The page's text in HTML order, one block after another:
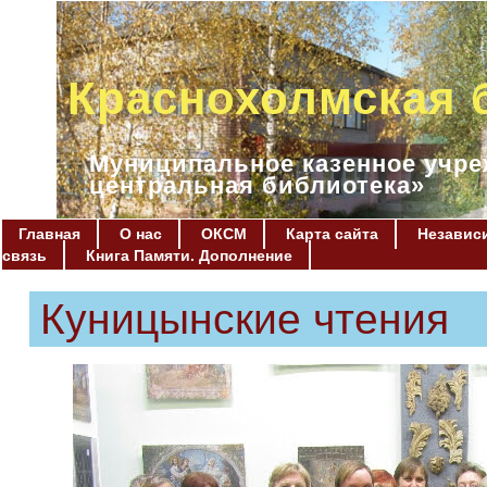
Краснохолмская
Муниципальное казенное
центральная библиотека»
Главная О нас ОКСМ Карта сайта
связь
Книга Памяти. Дополнение
Куницынские чтения